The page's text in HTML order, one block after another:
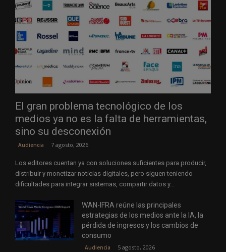
El gran problema tecnológico de los
medios ya no es la falta de herramientas,
sino su desconexión
Audiencia 7 agosto, 2026
Los editores cuentan ya con soluciones suficientes para producir,
distribuir y monetizar noticias digitales, pero siguen teniendo
dificultades para integrar sistemas, compartir datos y...
WAN-IFRA reúne las principales
estrategias de los medios ante la IA, la
pérdida de ingresos y los cambios de
consumo
Audiencia 5 agosto, 2026